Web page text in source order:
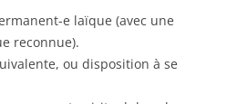
e laïque (avec une
reconnue).
ou disposition à se